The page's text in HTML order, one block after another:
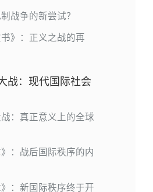
战争的新尝试？
书》：正义之战的再
战：现代国际社会
：真正意义上的全球
》：战后国际秩序的内
》：新国际秩序终于开